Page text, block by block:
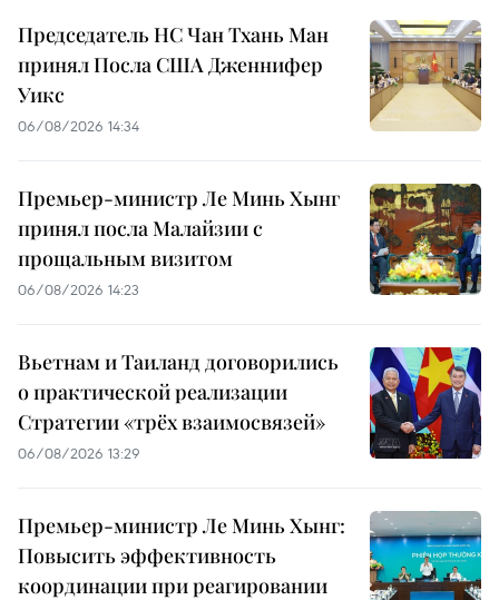
Председатель НС Чан Тхань Ман
принял Посла США Дженнифер
Уикс
06/08/2026 14:34
Премьер-министр Ле Минь Хынг
принял посла Малайзии с
прощальным визитом
06/08/2026 14:23
Вьетнам и Таиланд договорились
о практической реализации
Стратегии «трёх взаимосвязей»
06/08/2026 13:29
Премьер-министр Ле Минь Хынг:
Повысить эффективность
координации при реагировании